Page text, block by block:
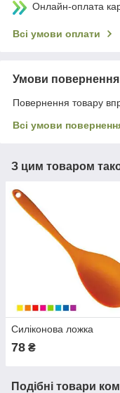
Онлайн-оплата
Всі умови оплати
Умови повернення
Повернення товару
Всі умови
З цим товаром
Силіконова ложка
78 ₴
Подібні товари